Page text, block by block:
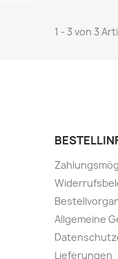
1 - 3 von 3
Allgemeine
Lieferungen